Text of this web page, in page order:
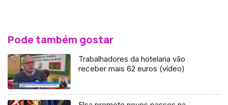
Pode também gostar
Trabalhadores da hotelaria vão
receber mais 62 euros (vídeo)